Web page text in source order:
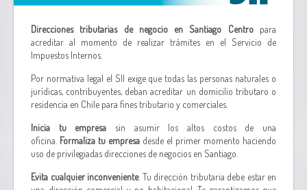
Direcciones tributarias de negocio en Santiago Centropara
acreditar al momento de realizar trámites en el Servicio de
Impuestos Internos.
Por normativa legal el SII exige que todas las personas naturales o
jurídicas, contribuyentes, deban acreditar un domicilio tributaro o
residencia en Chile para fines tributario y comerciales.
Inicia tu empresa sin asumir los altos costos de una
oficina. Formaliza tu empresa desde el primer momento haciendo
uso de privilegiadas direcciones de negocios en Santiago.
Evita cualquier inconveniente. Tu dirección tributaria debe estar en